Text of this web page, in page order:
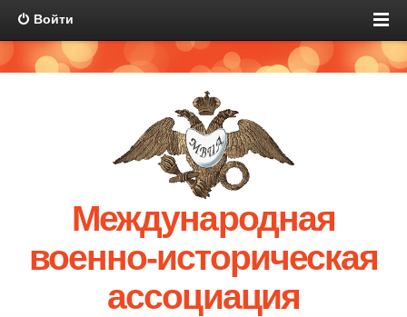
Войти
Международная
военно-историческая
ассоциация